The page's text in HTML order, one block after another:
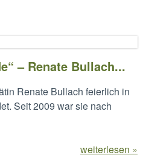
– Renate Bullach...
Renate Bullach feierlich in
Seit 2009 war sie nach
weiterlesen »